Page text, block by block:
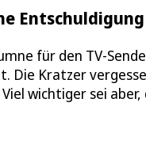
für den TV-
Kratzer
wichtiger sei